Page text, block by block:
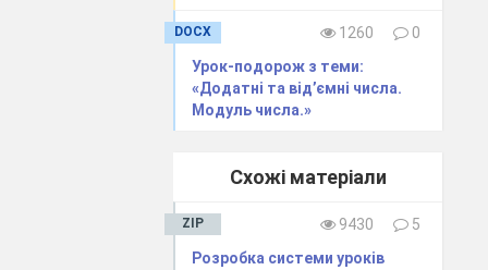
DOCX 1260
0
Урок-подорож з теми:
«Додатні та від’ємні числа.
Модуль числа.»
Схожі матеріали
ZIP 9430
5
Розробка системи уроків